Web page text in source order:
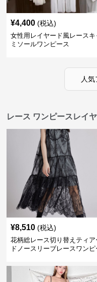
¥4,400 (税込)
女性用レイヤード風レースキ
ミソールワンピース
人
レース ワンピースレイ
¥8,510 (税込)
花柄総レース切り替えティア
ドノースリーブレースワンピ